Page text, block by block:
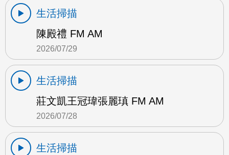
生活掃描
陳殿禮 FM AM
2026/07/29
生活掃描
莊文凱王冠瑋張麗瑱 FM AM
2026/07/28
生活掃描